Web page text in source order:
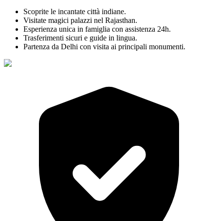
Scoprite le incantate città indiane.
Visitate magici palazzi nel Rajasthan.
Esperienza unica in famiglia con assistenza 24h.
Trasferimenti sicuri e guide in lingua.
Partenza da Delhi con visita ai principali monumenti.